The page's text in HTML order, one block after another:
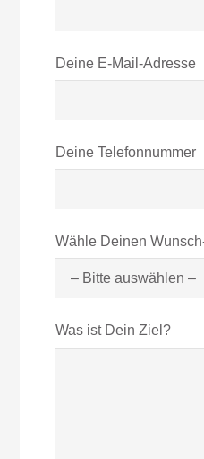
Deine E-Mail-Adresse
Deine Telefonnummer
Wähle Deinen
Was ist Dein Ziel?